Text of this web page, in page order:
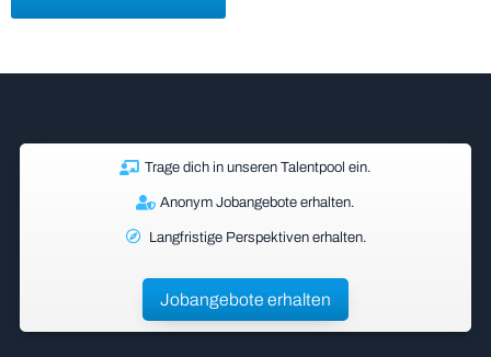
Trage dich in unseren Talentpool ein.
Anonym Jobangebote erhalten.
Langfristige Perspektiven erhalten.
Jobangebote erhalten